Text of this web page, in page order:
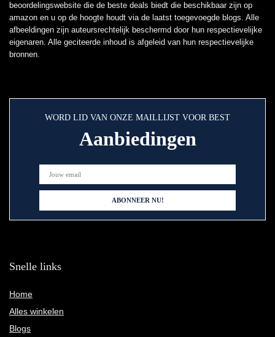
beoordelingswebsite die de beste deals biedt die beschikbaar zijn op
amazon en u op de hoogte houdt via de laatst toegevoegde blogs. Alle
afbeeldingen zijn auteursrechtelijk beschermd door hun respectievelijke
eigenaren. Alle geciteerde inhoud is afgeleid van hun respectievelijke
bronnen.
WORD LID VAN ONZE MAILLIJST VOOR BEST
Aanbiedingen
Snelle links
Home
Alles winkelen
Blogs